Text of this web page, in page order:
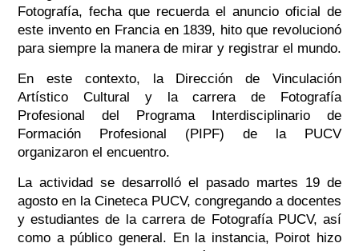
Fotografía, fecha que recuerda el anuncio oficial de
este invento en Francia en 1839, hito que revolucionó
para siempre la manera de mirar y registrar el mundo.
En este contexto, la Dirección de Vinculación
Artístico Cultural y la carrera de Fotografía
Profesional del Programa Interdisciplinario de
Formación Profesional (PIPF) de la PUCV
organizaron el encuentro.
La actividad se desarrolló el pasado martes 19 de
agosto en la Cineteca PUCV, congregando a docentes
y estudiantes de la carrera de Fotografía PUCV, así
como a público general. En la instancia, Poirot hizo